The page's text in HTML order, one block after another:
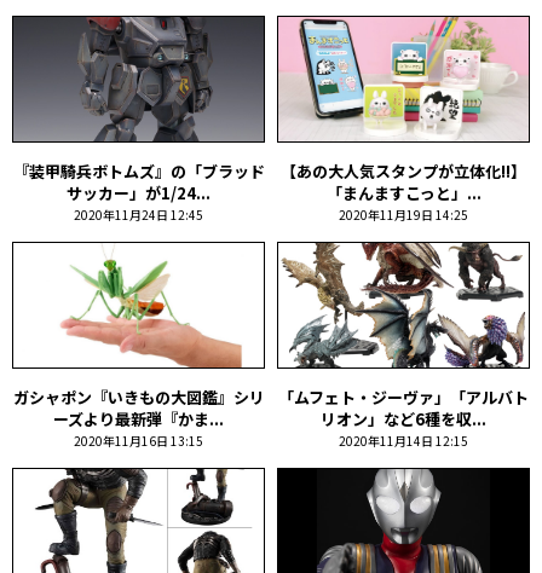
『装甲騎兵ボトムズ』の「ブラッド
サッカー」が1/24...
2020年11月24日 12:45
【あの大人気スタンプが立体化!!】
「まんますこっと」...
2020年11月19日 14:25
ガシャポン『いきもの大図鑑』シリ
ーズより最新弾『かま...
2020年11月16日 13:15
「ムフェト・ジーヴァ」「アルバト
リオン」など6種を収...
2020年11月14日 12:15